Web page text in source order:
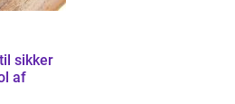
sikker
af